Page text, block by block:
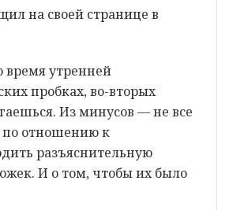
на своей странице в
время утренней
пробках, во-вторых
Из минусов — не все
по отношению к
разъяснительную
И о том, чтобы их было